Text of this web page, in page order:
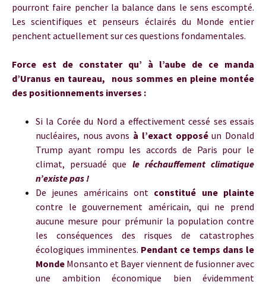
pourront faire pencher la balance dans le sens escompté.
Les scientifiques et penseurs éclairés du Monde entier
penchent actuellement sur ces questions fondamentales.
Force est de constater qu’ à l’aube de ce manda
d’Uranus en taureau, nous sommes en pleine montée
des positionnements inverses :
Si la Corée du Nord a effectivement cessé ses essais
nucléaires, nous avons à l’exact opposéun Donald
Trump ayant rompu les accords de Paris pour le
climat, persuadé que le réchauffement climatique
n’existe pas !
De jeunes américains ont constitué une plainte
contre le gouvernement américain, qui ne prend
aucune mesure pour prémunir la population contre
les conséquences des risques de catastrophes
écologiques imminentes. Pendant ce temps dans le
Monde Monsanto et Bayer viennent de fusionner avec
une ambition économique bien évidemment